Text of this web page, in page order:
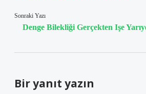
Sonraki Yazı
Denge Bilekliği Gerçekten Işe
Bir yanıt yazın